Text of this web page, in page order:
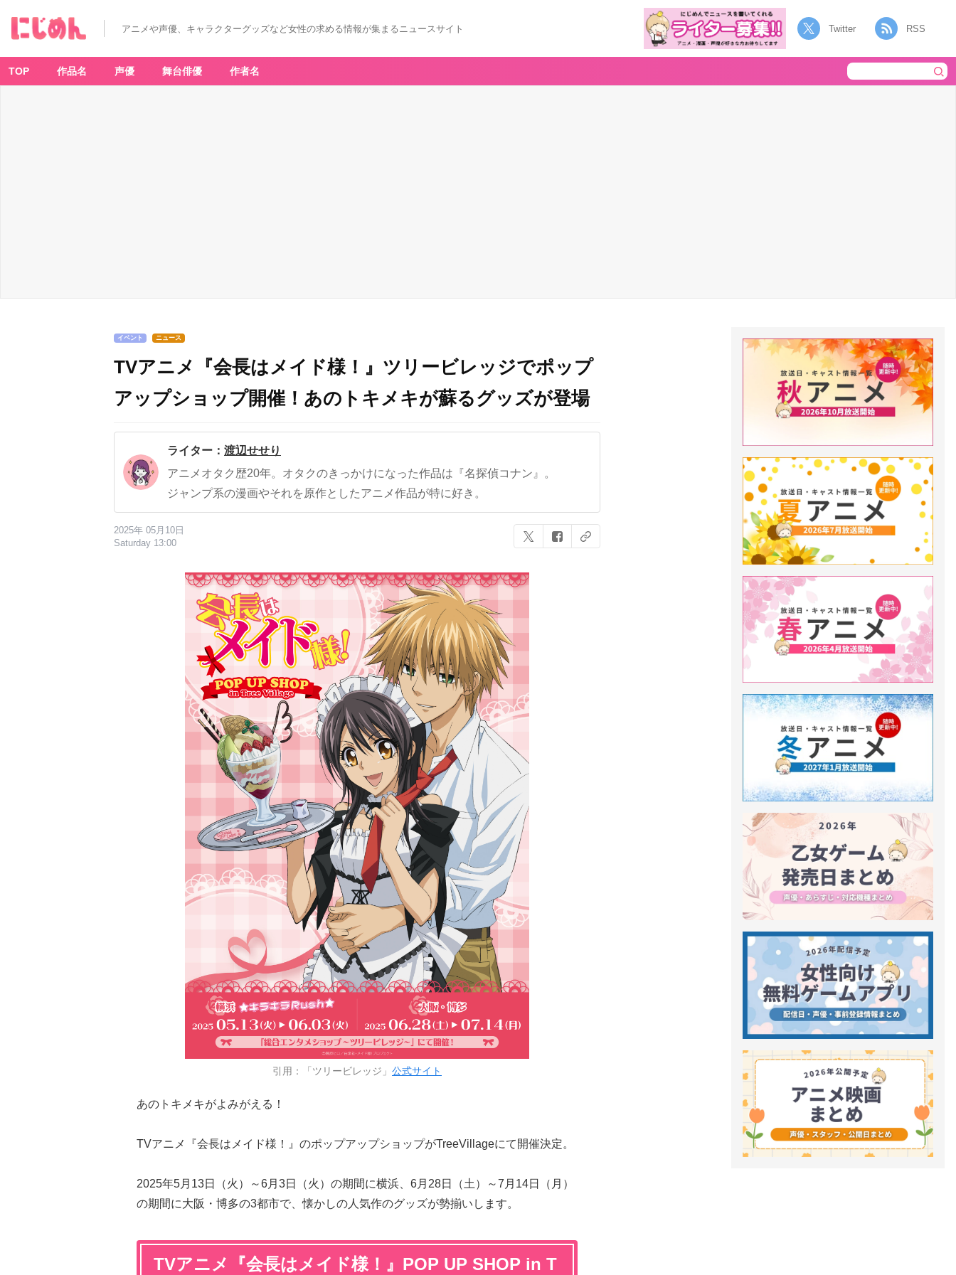
アニメや声優、キャラクターグッズなど女性の求める情報が集まるニュースサイト Twitter RSS
TOP 作品名 声優 舞台俳優 作者名
イベント ニュース
TVアニメ『会長はメイド様！』ツリービレッジでポップ
アップショップ開催！あのトキメキが蘇るグッズが登場
ライター： 渡辺せせり
アニメオタク歴20年。オタクのきっかけになった作品は『名探偵コナン』。
ジャンプ系の漫画やそれを原作としたアニメ作品が特に好き。
2025年 05月10日
Saturday 13:00
引用：「ツリービレッジ」 公式サイト
あのトキメキがよみがえる！
TVアニメ『会長はメイド様！』のポップアップショップがTreeVillageにて開催決定。
2025年5月13日（火）～6月3日（火）の期間に横浜、6月28日（土）～7月14日（月）
の期間に大阪・博多の3都市で、懐かしの人気作のグッズが勢揃いします。
TVアニメ『会長はメイド様！』POP UP SHOP in T